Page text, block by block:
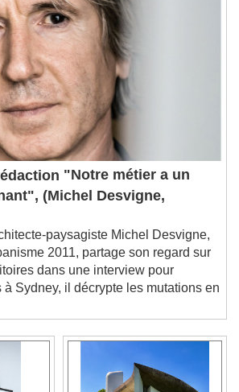
"Notre métier a un
(Michel Desvigne,
paysagiste Michel Desvigne,
2011, partage son regard sur
dans une interview pour
Sydney, il décrypte les mutations en